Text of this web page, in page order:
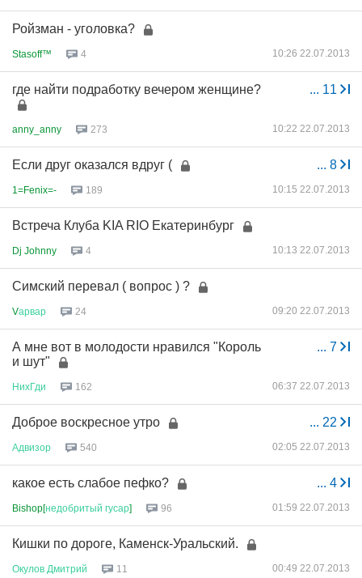
Ройзман - уголовка?
Stasoff™ 4 10:26 22.07.2013
... 11
где найти подработку вечером женщине?
anny_anny 273 10:22 22.07.2013
... 8
Если друг оказался вдруг (
1=Fenix=- 189 10:15 22.07.2013
Встреча Клуба KIA RIO Екатеринбург
Dj Johnny 4 10:13 22.07.2013
Симский перевал ( вопрос ) ?
Vарвар 24 09:20 22.07.2013
... 7
А мне вот в молодости нравился "Король
и шут"
НихГди 162 06:37 22.07.2013
... 22
Доброе воскресное утро
Адвизор 540 02:05 22.07.2013
... 4
какое есть слабое пефко?
Bishop[недобритый гусар] 96 01:59 22.07.2013
Кишки по дороге, Каменск-Уральский.
Окулов Дмитрий 11 00:49 22.07.2013